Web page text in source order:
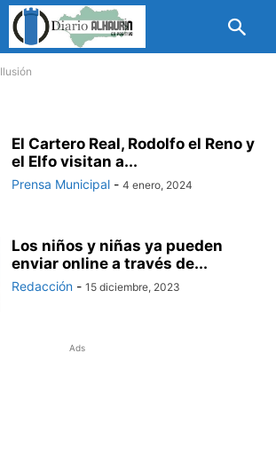
Ilusión
El Cartero Real, Rodolfo el Reno y
el Elfo visitan a...
Prensa Municipal - 4 enero, 2024
Los niños y niñas ya pueden
enviar online a través de...
Redacción - 15 diciembre, 2023
Ads